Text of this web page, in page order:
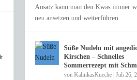
Ansatz kann man den Kwas immer
neu ansetzen und weiterführen.
Süße Nudeln mit
Kirschen – Schnelles
Sommerrezept mit
von KalinkasKueche| Juli 26,